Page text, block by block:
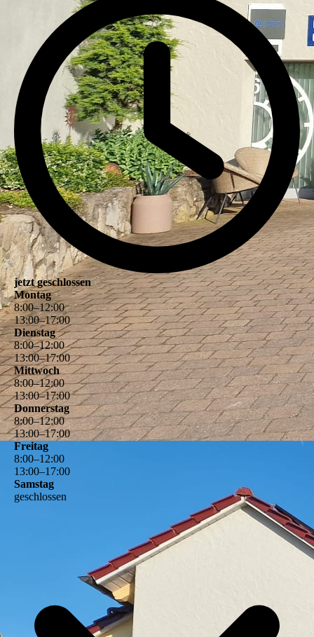
jetzt geschlossen
Montag
8:00–12:00
13:00–17:00
Dienstag
8:00–12:00
13:00–17:00
Mittwoch
8:00–12:00
13:00–17:00
Donnerstag
8:00–12:00
13:00–17:00
Freitag
8:00–12:00
13:00–17:00
Samstag
geschlossen